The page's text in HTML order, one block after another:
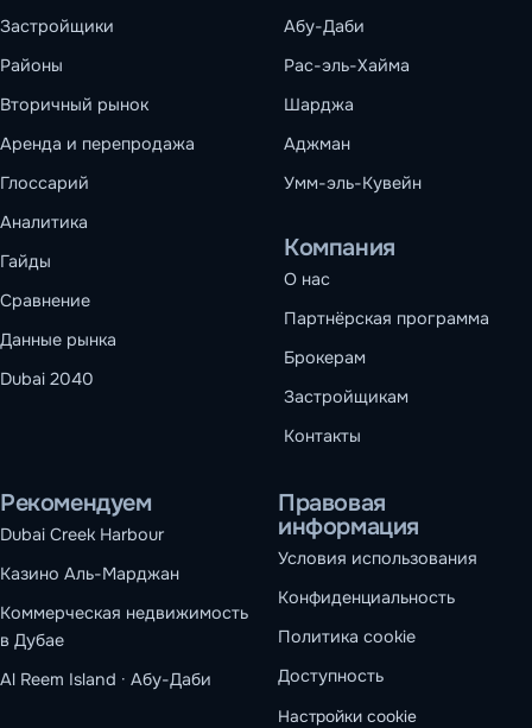
Застройщики
Районы
Вторичный рынок
Аренда и перепродажа
Глоссарий
Аналитика
Гайды
Сравнение
Данные рынка
Dubai 2040
Абу-Даби
Рас-эль-Хайма
Шарджа
Аджман
Умм-эль-Кувейн
Компания
О нас
Партнёрская программа
Брокерам
Застройщикам
Контакты
Рекомендуем
Dubai Creek Harbour
Казино Аль-Марджан
Коммерческая недвижимость
в Дубае
Al Reem Island · Абу-Даби
Правовая
информация
Условия использования
Конфиденциальность
Политика cookie
Доступность
Настройки cookie